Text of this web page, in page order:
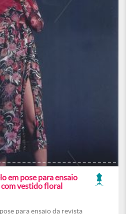
em pose para ensaio
vestido floral
para ensaio da revista